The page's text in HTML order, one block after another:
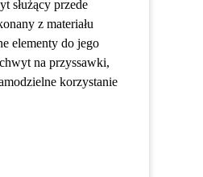
służący przede
z materiału
elementy do jego
na przyssawki,
korzystanie